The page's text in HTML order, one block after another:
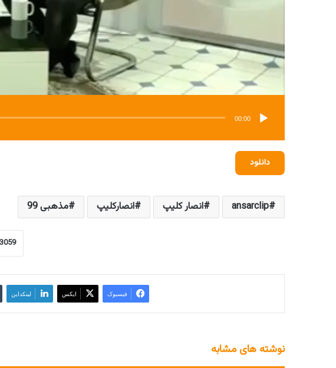
00:00
دانلود
ansarclip انصار کلیپ انصارکلیپ مذهبی 99
فیسبوک ایکس لینکداین
نوشته های مشابه